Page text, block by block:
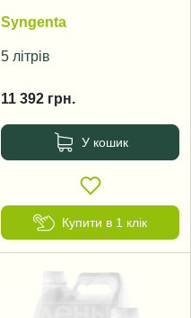
Syngenta
5 літрів
11 392 грн.
У кошик
Купити в 1 клік